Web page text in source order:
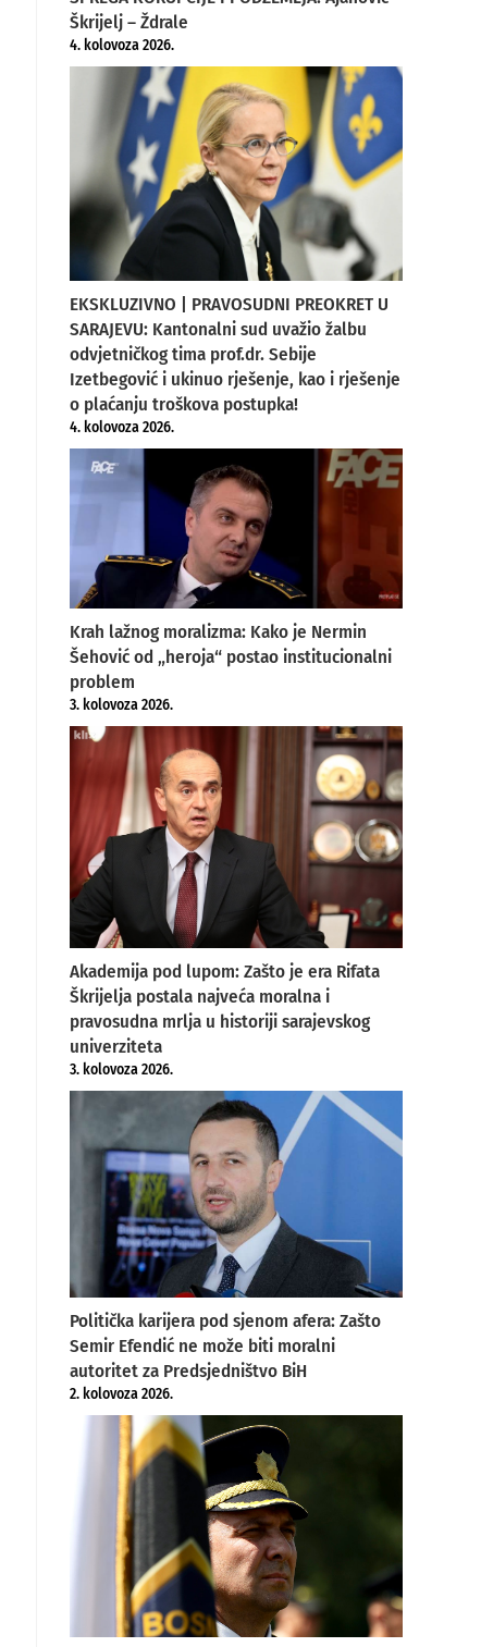
Škrijelj – Ždrale
4. kolovoza 2026.
EKSKLUZIVNO | PRAVOSUDNI PREOKRET U
SARAJEVU: Kantonalni sud uvažio žalbu
odvjetničkog tima prof.dr. Sebije
Izetbegović i ukinuo rješenje, kao i rješenje
o plaćanju troškova postupka!
4. kolovoza 2026.
Krah lažnog moralizma: Kako je Nermin
Šehović od „heroja“ postao institucionalni
problem
3. kolovoza 2026.
Akademija pod lupom: Zašto je era Rifata
Škrijelja postala najveća moralna i
pravosudna mrlja u historiji sarajevskog
univerziteta
3. kolovoza 2026.
Politička karijera pod sjenom afera: Zašto
Semir Efendić ne može biti moralni
autoritet za Predsjedništvo BiH
2. kolovoza 2026.